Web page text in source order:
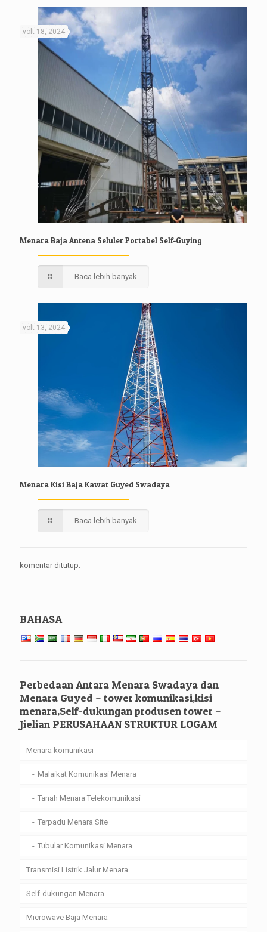
volt 18, 2024
Menara Baja Antena Seluler Portabel Self-Guying
Baca lebih banyak
volt 13, 2024
Menara Kisi Baja Kawat Guyed Swadaya
Baca lebih banyak
komentar ditutup.
BAHASA
Perbedaan Antara Menara Swadaya dan
Menara Guyed – tower komunikasi,kisi
menara,Self-dukungan produsen tower –
Jielian PERUSAHAAN STRUKTUR LOGAM
Menara komunikasi
Malaikat Komunikasi Menara
Tanah Menara Telekomunikasi
Terpadu Menara Site
Tubular Komunikasi Menara
Transmisi Listrik Jalur Menara
Self-dukungan Menara
Microwave Baja Menara